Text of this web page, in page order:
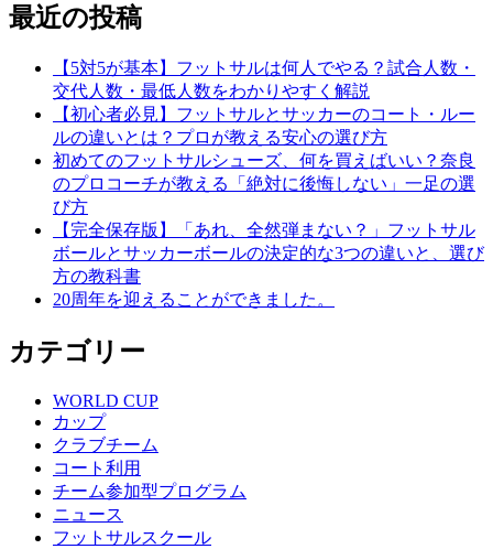
ナ稿:
投
稿:
最近の投稿
【5対5が基本】フットサルは何人でやる？試合人数・
交代人数・最低人数をわかりやすく解説
【初心者必見】フットサルとサッカーのコート・ルー
ルの違いとは？プロが教える安心の選び方
初めてのフットサルシューズ、何を買えばいい？奈良
のプロコーチが教える「絶対に後悔しない」一足の選
び方
【完全保存版】「あれ、全然弾まない？」フットサル
ボールとサッカーボールの決定的な3つの違いと、選び
方の教科書
20周年を迎えることができました。
カテゴリー
WORLD CUP
カップ
クラブチーム
コート利用
チーム参加型プログラム
ニュース
フットサルスクール